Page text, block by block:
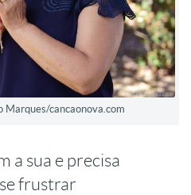
Marques/cancaonova.com
a sua e precisa
frustrar